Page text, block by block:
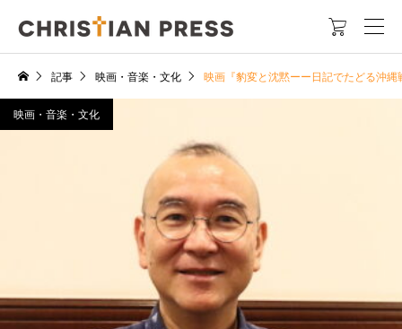

記事 映画・音楽・文化 映画『豹変と沈黙ーー日記でたどる沖
映画・音楽・文化